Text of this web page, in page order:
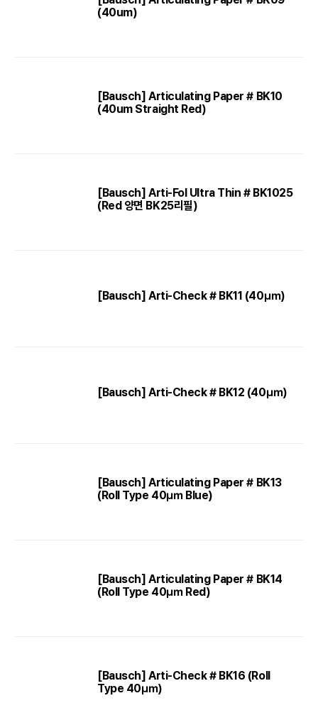
(40um)
[Bausch] Articulating Paper # BK10
(40um Straight Red)
[Bausch] Arti-Fol Ultra Thin # BK1025
(Red 양면 BK25리필)
[Bausch] Arti-Check # BK11 (40㎛)
[Bausch] Arti-Check # BK12 (40㎛)
[Bausch] Articulating Paper # BK13
(Roll Type 40㎛ Blue)
[Bausch] Articulating Paper # BK14
(Roll Type 40㎛ Red)
[Bausch] Arti-Check # BK16 (Roll
Type 40㎛)